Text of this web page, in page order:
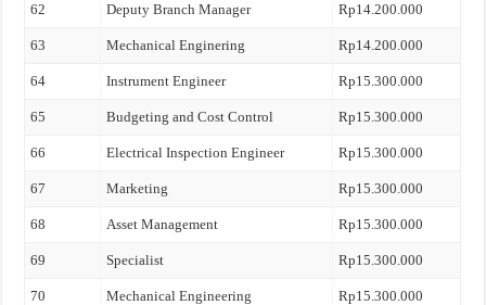
62 Deputy Branch Manager Rp14.200.000
63 Mechanical Enginering Rp14.200.000
64 Instrument Engineer Rp15.300.000
65 Budgeting and Cost Control Rp15.300.000
66 Electrical Inspection Engineer Rp15.300.000
67 Marketing Rp15.300.000
68 Asset Management Rp15.300.000
69 Specialist Rp15.300.000
70 Mechanical Engineering Rp15.300.000